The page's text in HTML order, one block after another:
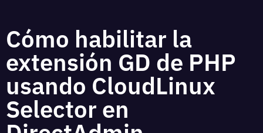
Cómo habilitar la
extensión GD de PHP
usando CloudLinux
Selector en